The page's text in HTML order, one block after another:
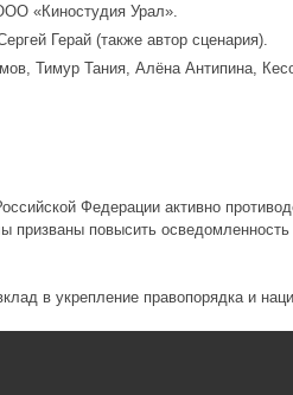
«Киностудия Урал».
Герай (также автор сценария).
Тимур Тания, Алёна Антипина,
Федерации активно
призваны повысить
в укрепление правопорядка и